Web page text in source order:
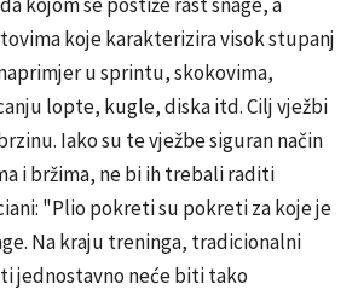
koje karakterizira visok stupanj
u sprintu, skokovima,
lopte, kugle, diska itd. Cilj vježbi
Iako su te vježbe siguran način
i bržima, ne bi ih trebali raditi
"Plio pokreti su pokreti za koje je
Na kraju treninga, tradicionalni
jednostavno neće biti tako